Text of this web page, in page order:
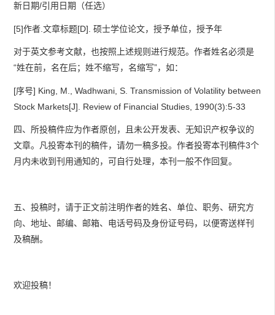
新日期/引用日期（任选）
[5]作者.文章标题[D]. 硕士学位论文，授予单位，授予年
对于英文参考文献，也按照上述规则进行规范。作者姓名必须是
“姓在前，名在后；姓不缩写，名缩写”，如：
[序号] King, M., Wadhwani, S. Transmission of Volatility between
Stock Markets[J]. Review of Financial Studies, 1990(3):5-33
四、所投稿件应为作者原创，且未公开发表、无知识产权争议的
文章。凡投寄本刊的稿件，请勿一稿多投。作者投寄本刊稿件3个
月内未收到刊用通知的，可自行处理，本刊一般不作回复。
五、投稿时，请于正文前注明作者的姓名、单位、职务、研究方
向、地址、邮编、邮箱、电话号码及身份证号码，以便寄送样刊
及稿酬。
欢迎投稿！